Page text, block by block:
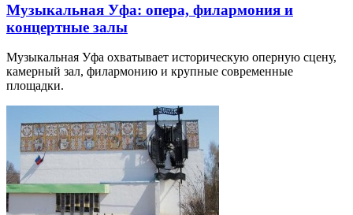
Музыкальная Уфа: опера, филармония и
концертные залы
Музыкальная Уфа охватывает историческую оперную сцену,
камерный зал, филармонию и крупные современные
площадки.